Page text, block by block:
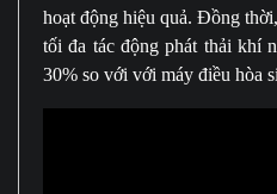
hoạt động hiệu quả. Đồng
tối đa tác động phát thải khí
30% so với với máy điều hòa